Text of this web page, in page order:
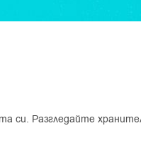
си. Разгледайте